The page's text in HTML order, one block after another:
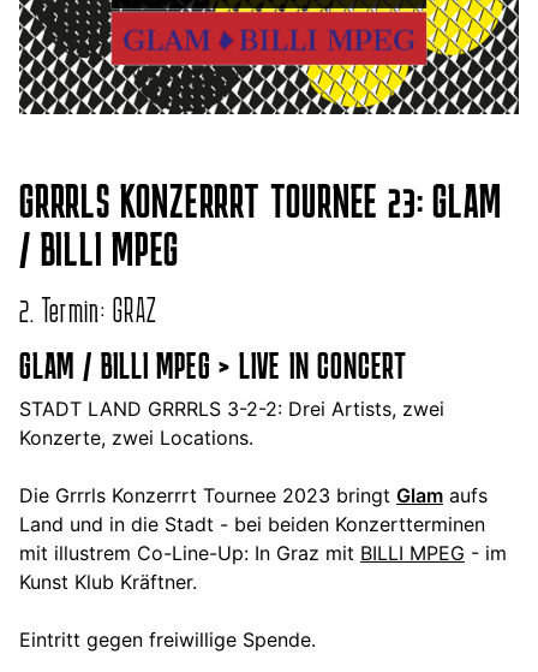
GRRRLS KONZERRRT TOURNEE 23: GLAM
/ BILLI MPEG
2. Termin: GRAZ
GLAM / BILLI MPEG > LIVE IN CONCERT
STADT LAND GRRRLS 3-2-2: Drei Artists, zwei
Konzerte, zwei Locations.
Die Grrrls Konzerrrt Tournee 2023 bringt Glam aufs
Land und in die Stadt - bei beiden Konzertterminen
mit illustrem Co-Line-Up: In Graz mit BILLI MPEG - im
Kunst Klub Kräftner.
Eintritt gegen freiwillige Spende.